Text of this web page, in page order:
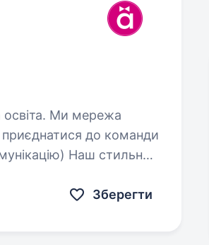
мережа
до команди
Наш стильний
Зберегти